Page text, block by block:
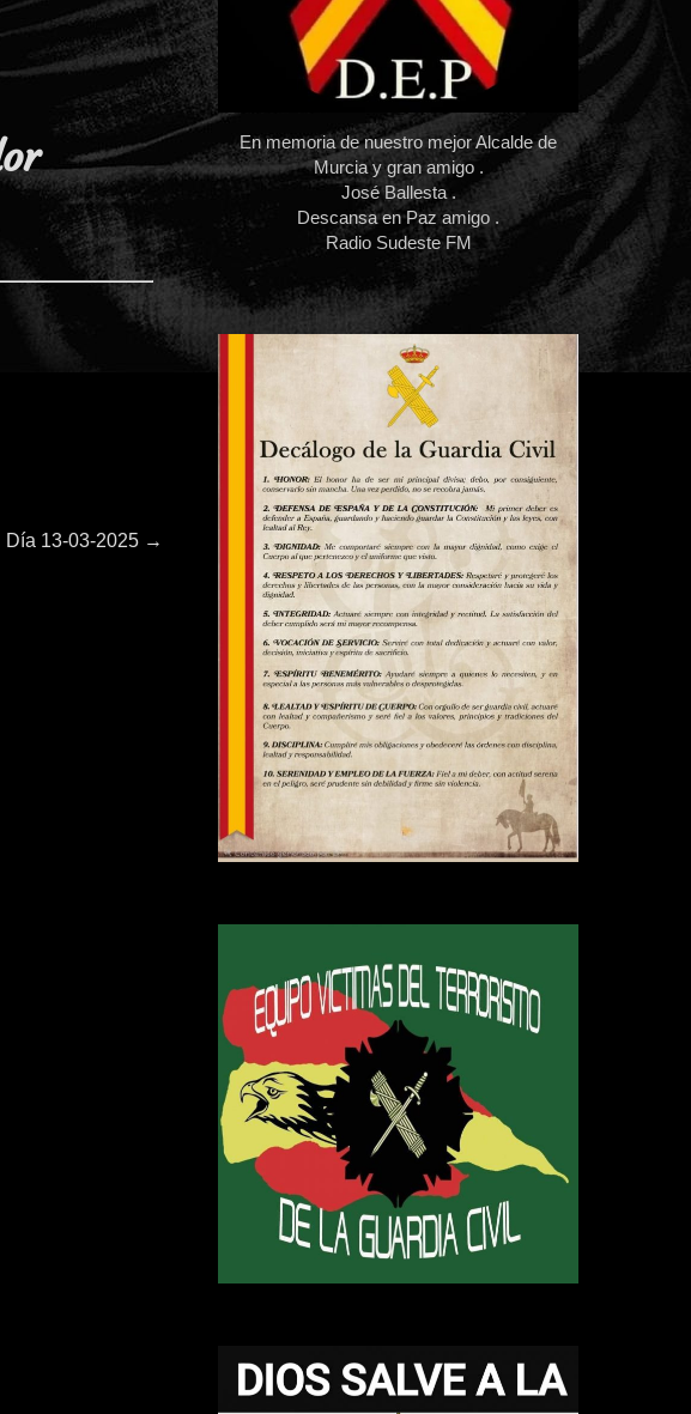
Entrada
Día 13-03-2025 →
En memoria de nuestro mejor Alcalde de
Murcia y gran amigo .
José Ballesta .
Descansa en Paz amigo .
Radio Sudeste FM